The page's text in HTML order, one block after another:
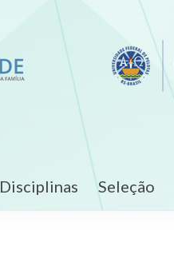
Disciplinas Seleção